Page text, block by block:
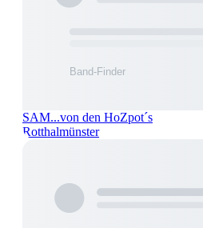
SAM...von den HoZpot´s
Rotthalmünster